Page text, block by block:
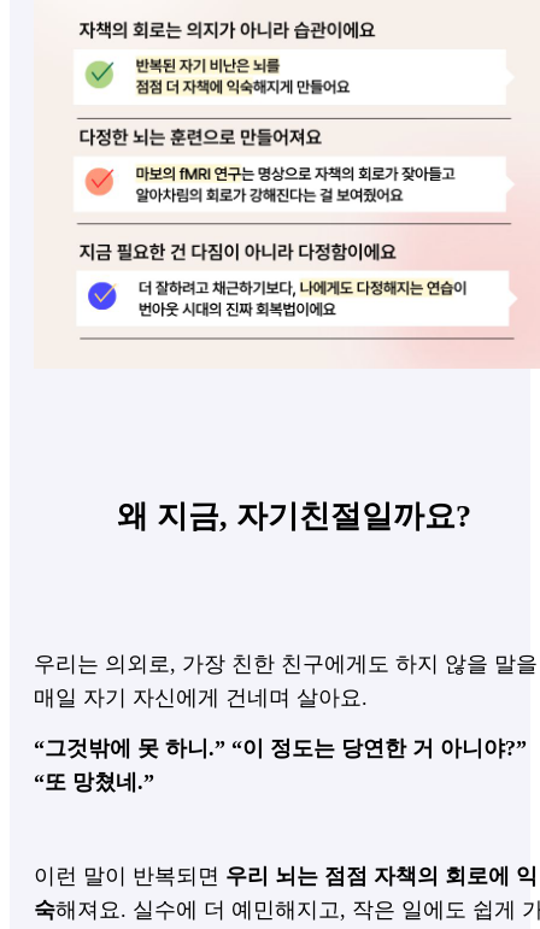
왜 지금, 자기친절일까요?
우리는 의외로, 가장 친한 친구에게도 하지 않을 말을
매일 자기 자신에게 건네며 살아요.
“그것밖에 못 하니.” “이 정도는 당연한 거 아니야?”
“또 망쳤네.”
이런 말이 반복되면 우리 뇌는 점점 자책의 회로에 익
숙해져요. 실수에 더 예민해지고, 작은 일에도 쉽게